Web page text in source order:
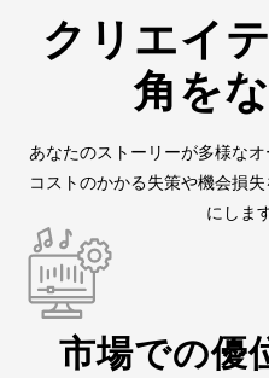
クリエイ
角を
あなたのストーリーが多様なオ
コストのかかる失策や機会損
にします
市場での優